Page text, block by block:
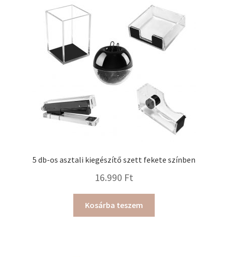
5 db-os asztali kiegészítő szett fekete színben
16.990 Ft
Kosárba teszem